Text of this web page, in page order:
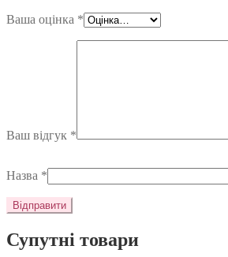
Ваша оцінка *
Ваш відгук *
Назва *
Супутні товари